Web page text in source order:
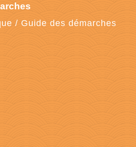
/ Guide des démarches